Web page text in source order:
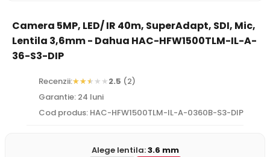
Camera 5MP, LED/ IR 40m, SuperAdapt, SDI, Mic,
Lentila 3,6mm - Dahua HAC-HFW1500TLM-IL-A-
36-S3-DIP
Recenzii: 2.5 (2)
Garantie: 24 luni
Cod produs: HAC-HFW1500TLM-IL-A-0360B-S3-DIP
Alege lentila:3.6 mm